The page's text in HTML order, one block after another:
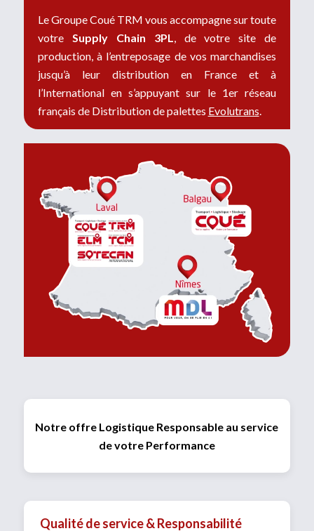
Le Groupe Coué TRM vous accompagne sur toute
votre Supply Chain 3PL, de votre site de
production, à l’entreposage de vos marchandises
jusqu’à leur distribution en France et à
l’International en s’appuyant sur le 1er réseau
français de Distribution de palettes Evolutrans.
Notre offre Logistique Responsable au service
de votre Performance
Qualité de service & Responsabilité